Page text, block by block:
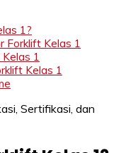
1?
Forklift Kelas 1
1
Kelas 1